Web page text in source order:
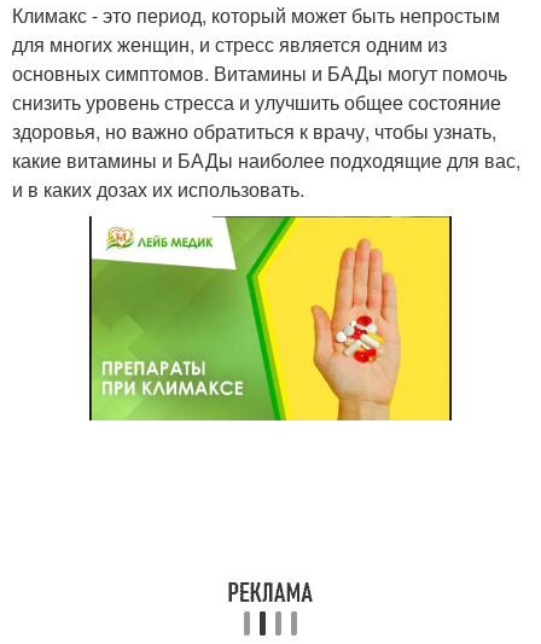
Климакс - это период, который может быть непростым
для многих женщин, и стресс является одним из
основных симптомов. Витамины и БАДы могут помочь
снизить уровень стресса и улучшить общее состояние
здоровья, но важно обратиться к врачу, чтобы узнать,
какие витамины и БАДы наиболее подходящие для вас,
и в каких дозах их использовать.